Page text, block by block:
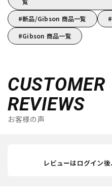
新品/Gibson 商品一覧
Gibson 商品一覧
CUSTOMER
REVIEWS
お客様の声
レビューはログイン後